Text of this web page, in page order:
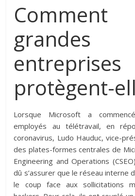
grandes
protègent-
Lorsque Microsoft a
employés au télétravail, en
coronavirus, Ludo Hauduc, vice-
des plates-formes centrales de
Engineering and Operations
dû s’assurer que le réseau interne
le coup face aux sollicitations